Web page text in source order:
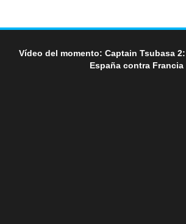
Vídeo del momento: Captain Tsubasa
España contra Francia